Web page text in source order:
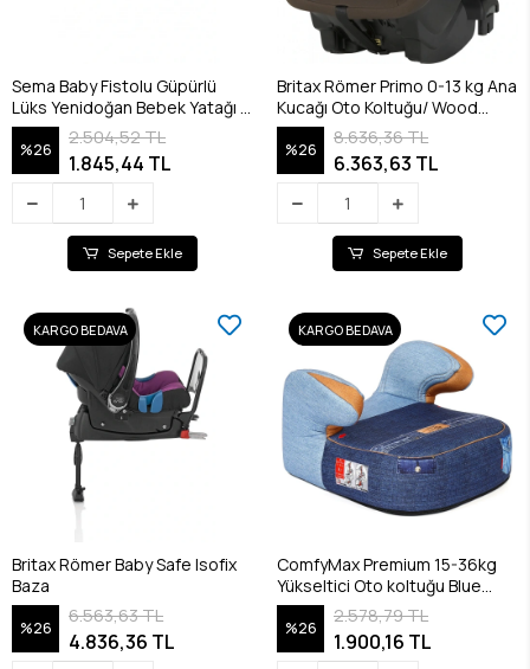
Sema Baby Fistolu Güpürlü
Lüks Yenidoğan Bebek Yatağı -
Ekru
%26
2.504,52 TL
1.845,44 TL
Sepete Ekle
Britax Römer Primo 0-13 kg Ana
Kucağı Oto Koltuğu/ Wood
Brown
%26
8.636,36 TL
6.363,63 TL
Sepete Ekle
KARGO BEDAVA
Britax Römer Baby Safe Isofix
Baza
%26
6.563,63 TL
4.836,36 TL
KARGO BEDAVA
ComfyMax Premium 15-36kg
Yükseltici Oto koltuğu Blue
Jean
%26
2.578,79 TL
1.900,16 TL